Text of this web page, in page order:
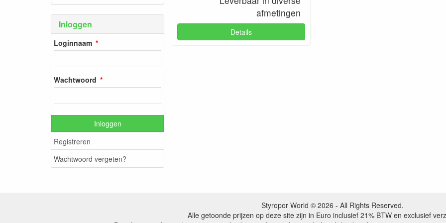
Inloggen
Loginnaam
Wachtwoord
Inloggen
Registreren
Wachtwoord vergeten?
afmetingen
Details
Styropor World © 2026 - All Rights Reserved.
Alle getoonde prijzen op deze site zijn in Euro inclusief 21% BTW en exclusief